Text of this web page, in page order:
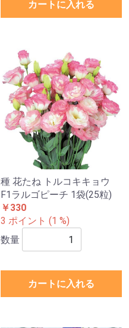
カートに入れる
種 花たね トルコキキョウ
F1ラルゴピーチ 1袋(25粒)
￥330
3 ポイント (1 %)
数量
カートに入れる